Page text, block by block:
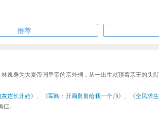
推荐
身为大夏帝国皇帝的亲外甥，从一出生就顶着亲王的头
连长开始》、《军阀：开局舅舅给我一个师》、《全民求
。